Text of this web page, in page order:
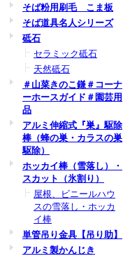
そば粉用刷毛 こま板
そば道具名人シリーズ
砥石
セラミック砥石
天然砥石
＃山菜きのこ鎌＃コーナ
ーホースガイド＃園芸用
品
アルミ伸縮式『巣』駆除
棒（蜂の巣・カラスの巣
駆除）
ホッカイ棒（雪落し）・
スカット（氷割り）
屋根、ビニールハウ
スの雪落し・ホッカ
イ棒
単管吊り金具【吊り助】
アルミ製かんじき